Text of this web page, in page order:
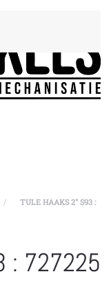
TULE HAAKS 2″ S93 :
: 727225